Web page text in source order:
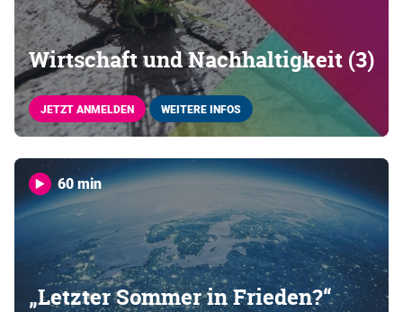
Wirtschaft und Nachhaltigkeit (3)
JETZT ANMELDEN WEITERE INFOS
60 min
„Letzter Sommer in Frieden?“